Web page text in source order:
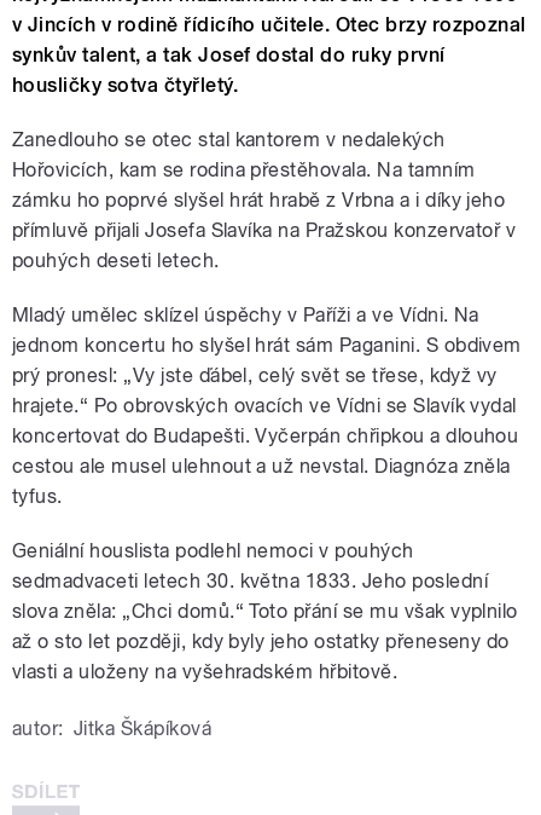
v Jincích v rodině řídicího učitele. Otec brzy rozpoznal
synkův talent, a tak Josef dostal do ruky první
housličky sotva čtyřletý.
Zanedlouho se otec stal kantorem v nedalekých
Hořovicích, kam se rodina přestěhovala. Na tamním
zámku ho poprvé slyšel hrát hrabě z Vrbna a i díky jeho
přímluvě přijali Josefa Slavíka na Pražskou konzervatoř v
pouhých deseti letech.
Mladý umělec sklízel úspěchy v Paříži a ve Vídni. Na
jednom koncertu ho slyšel hrát sám Paganini. S obdivem
prý pronesl: „Vy jste ďábel, celý svět se třese, když vy
hrajete.“ Po obrovských ovacích ve Vídni se Slavík vydal
koncertovat do Budapešti. Vyčerpán chřipkou a dlouhou
cestou ale musel ulehnout a už nevstal. Diagnóza zněla
tyfus.
Geniální houslista podlehl nemoci v pouhých
sedmadvaceti letech 30. května 1833. Jeho poslední
slova zněla: „Chci domů.“ Toto přání se mu však vyplnilo
až o sto let později, kdy byly jeho ostatky přeneseny do
vlasti a uloženy na vyšehradském hřbitově.
autor: Jitka Škápíková